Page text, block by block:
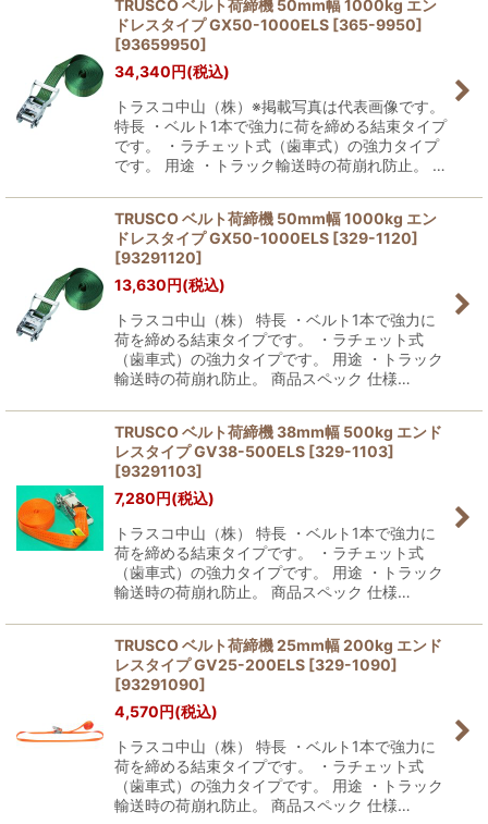
TRUSCO ベルト荷締機 50mm幅 1000kg エン
ドレスタイプ GX50-1000ELS [365-9950]
[93659950]
34,340円(税込)
トラスコ中山（株）※掲載写真は代表画像です。
特長 ・ベルト1本で強力に荷を締める結束タイプ
です。 ・ラチェット式（歯車式）の強力タイプ
です。 用途 ・トラック輸送時の荷崩れ防止。 …
TRUSCO ベルト荷締機 50mm幅 1000kg エン
ドレスタイプ GX50-1000ELS [329-1120]
[93291120]
13,630円(税込)
トラスコ中山（株） 特長 ・ベルト1本で強力に
荷を締める結束タイプです。 ・ラチェット式
（歯車式）の強力タイプです。 用途 ・トラック
輸送時の荷崩れ防止。 商品スペック 仕様…
TRUSCO ベルト荷締機 38mm幅 500kg エンド
レスタイプ GV38-500ELS [329-1103]
[93291103]
7,280円(税込)
トラスコ中山（株） 特長 ・ベルト1本で強力に
荷を締める結束タイプです。 ・ラチェット式
（歯車式）の強力タイプです。 用途 ・トラック
輸送時の荷崩れ防止。 商品スペック 仕様…
TRUSCO ベルト荷締機 25mm幅 200kg エンド
レスタイプ GV25-200ELS [329-1090]
[93291090]
4,570円(税込)
トラスコ中山（株） 特長 ・ベルト1本で強力に
荷を締める結束タイプです。 ・ラチェット式
（歯車式）の強力タイプです。 用途 ・トラック
輸送時の荷崩れ防止。 商品スペック 仕様…